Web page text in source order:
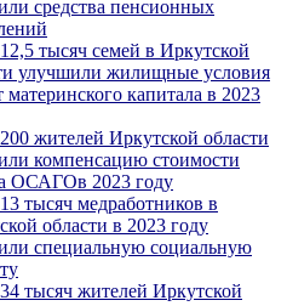
средства пенсионных
тысяч семей в Иркутской
улучшили жилищные условия
материнского капитала в 2023
жителей Иркутской области
компенсацию стоимости
ОСАГОв 2023 году
тысяч медработников в
области в 2023 году
специальную социальную
тысяч жителей Иркутской